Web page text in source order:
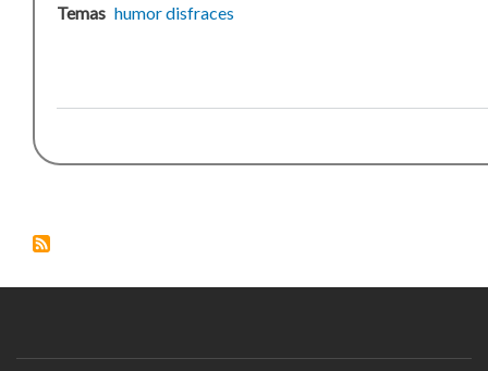
Temas humordisfraces